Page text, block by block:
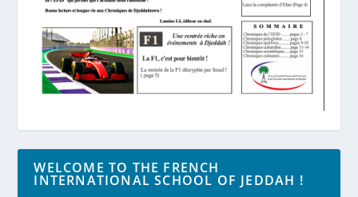
WELCOME TO THE FRENCH
INTERNATIONAL SCHOOL OF JEDDAH !